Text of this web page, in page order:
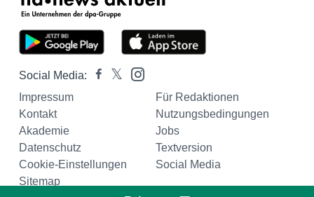
Social Media:
Impressum
Für Redaktionen
Kontakt
Nutzungsbedingungen
Akademie
Jobs
Datenschutz
Textversion
Cookie-Einstellungen
Social Media
Sitemap